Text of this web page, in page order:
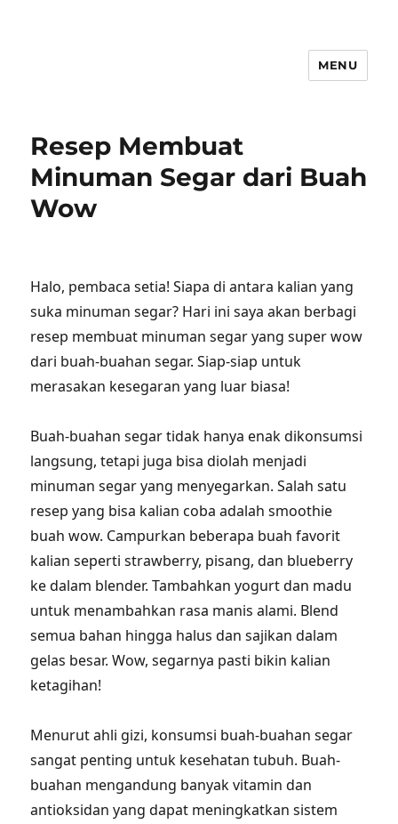
MENU
Resep Membuat
Minuman Segar dari Buah
Wow
Halo, pembaca setia! Siapa di antara kalian yang
suka minuman segar? Hari ini saya akan berbagi
resep membuat minuman segar yang super wow
dari buah-buahan segar. Siap-siap untuk
merasakan kesegaran yang luar biasa!
Buah-buahan segar tidak hanya enak dikonsumsi
langsung, tetapi juga bisa diolah menjadi
minuman segar yang menyegarkan. Salah satu
resep yang bisa kalian coba adalah smoothie
buah wow. Campurkan beberapa buah favorit
kalian seperti strawberry, pisang, dan blueberry
ke dalam blender. Tambahkan yogurt dan madu
untuk menambahkan rasa manis alami. Blend
semua bahan hingga halus dan sajikan dalam
gelas besar. Wow, segarnya pasti bikin kalian
ketagihan!
Menurut ahli gizi, konsumsi buah-buahan segar
sangat penting untuk kesehatan tubuh. Buah-
buahan mengandung banyak vitamin dan
antioksidan yang dapat meningkatkan sistem